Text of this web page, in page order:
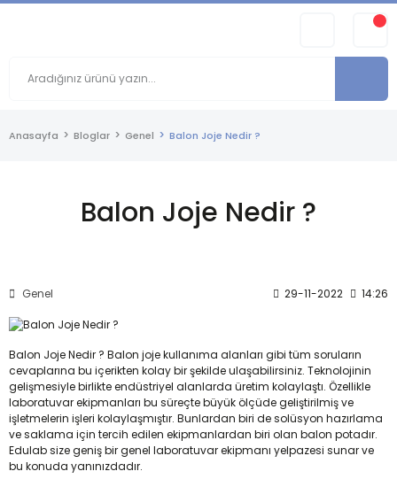
Anasayfa Bloglar Genel Balon Joje Nedir ?
Balon Joje Nedir ?
Genel 29-11-2022 14:26
Balon Joje Nedir ? Balon joje kullanıma alanları gibi tüm soruların
cevaplarına bu içerikten kolay bir şekilde ulaşabilirsiniz. Teknolojinin
gelişmesiyle birlikte endüstriyel alanlarda üretim kolaylaştı. Özellikle
laboratuvar ekipmanları bu süreçte büyük ölçüde geliştirilmiş ve
işletmelerin işleri kolaylaşmıştır. Bunlardan biri de solüsyon hazırlama
ve saklama için tercih edilen ekipmanlardan biri olan balon potadır.
Edulab size geniş bir genel laboratuvar ekipmanı yelpazesi sunar ve
bu konuda yanınızdadır.